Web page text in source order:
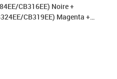
CB316EE) Noire +
CB319EE) Magenta +
18,60ml + 14,60ml (Haute
STMC, CE, ROHS . Encre de
qualité d'impression -